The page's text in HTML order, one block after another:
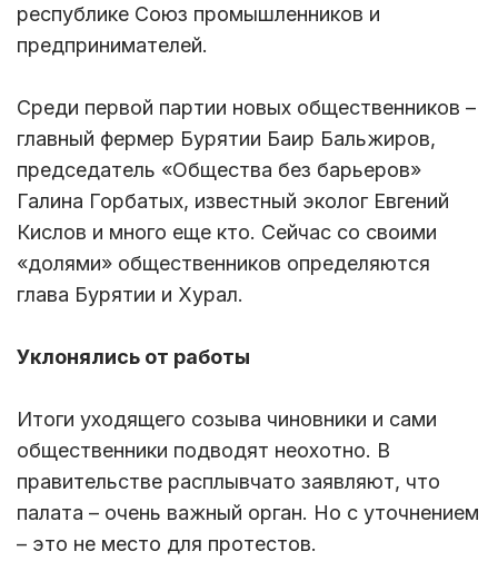
республике Союз промышленников и
предпринимателей.
Среди первой партии новых общественников –
главный фермер Бурятии Баир Бальжиров,
председатель «Общества без барьеров»
Галина Горбатых, известный эколог Евгений
Кислов и много еще кто. Сейчас со своими
«долями» общественников определяются
глава Бурятии и Хурал.
Уклонялись от работы
Итоги уходящего созыва чиновники и сами
общественники подводят неохотно. В
правительстве расплывчато заявляют, что
палата – очень важный орган. Но с уточнением
– это не место для протестов.